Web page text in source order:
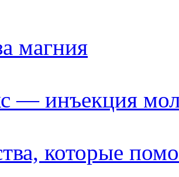
магния
— инъекция
которые